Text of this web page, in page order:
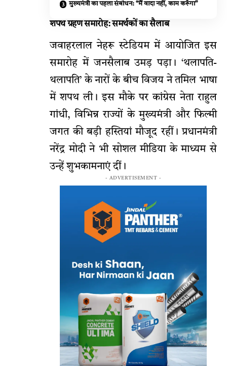
मुख्यमंत्री का पहला संबोधन: “मैं वादा नहीं, काम करूँगा”
शपथ ग्रहण समारोह: समर्थकों का सैलाब
जवाहरलाल नेहरू स्टेडियम में आयोजित इस
समारोह में जनसैलाब उमड़ पड़ा। ‘थलापति-
थलापति’ के नारों के बीच विजय ने तमिल भाषा
में शपथ ली। इस मौके पर कांग्रेस नेता राहुल
गांधी, विभिन्न राज्यों के मुख्यमंत्री और फिल्मी
जगत की बड़ी हस्तियां मौजूद रहीं। प्रधानमंत्री
नरेंद्र मोदी ने भी सोशल मीडिया के माध्यम से
उन्हें शुभकामनाएं दीं।
- ADVERTISEMENT -